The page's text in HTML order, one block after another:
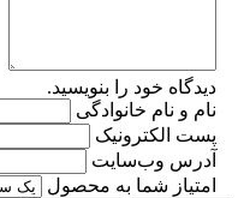
خود را بنویسید.
و نام خانوادگی
الکترونیک
وب‌سایت
شما به محصول